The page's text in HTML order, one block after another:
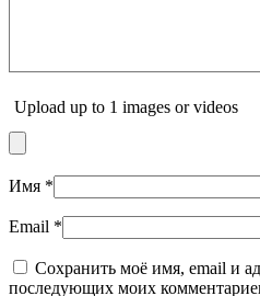
Upload up to 1 images or videos
Имя *
Email *
Сохранить моё имя, email и
последующих моих